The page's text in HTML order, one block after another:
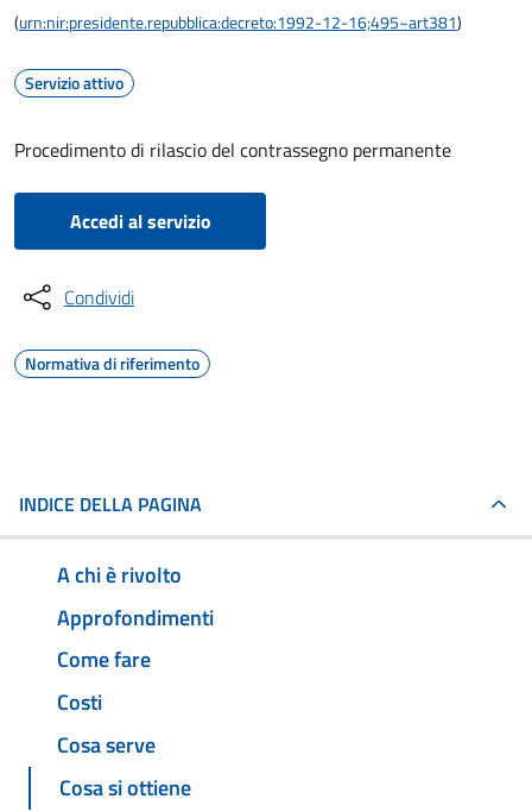
(urn:nir:presidente.repubblica:decreto:1992-12-16;495~art381)
Servizio attivo
Procedimento di rilascio del contrassegno permanente
Accedi al servizio
Condividi
Normativa di riferimento
INDICE DELLA PAGINA
A chi è rivolto
Approfondimenti
Come fare
Costi
Cosa serve
Cosa si ottiene